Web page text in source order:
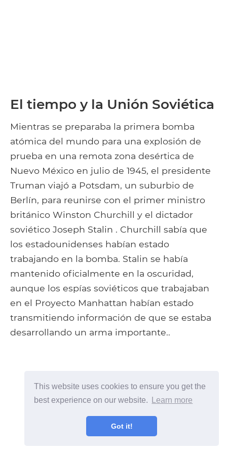
This website uses cookies to ensure you get the
best experience on our website.
Learn more
Got it!
El tiempo y la Unión Soviética
Mientras se preparaba la primera bomba
atómica del mundo para una explosión de
prueba en una remota zona desértica de
Nuevo México en julio de 1945, el presidente
Truman viajó a Potsdam, un suburbio de
Berlín, para reunirse con el primer ministro
británico Winston Churchill y el dictador
soviético Joseph Stalin . Churchill sabía que
los estadounidenses habían estado
trabajando en la bomba. Stalin se había
mantenido oficialmente en la oscuridad,
aunque los espías soviéticos que trabajaban
en el Proyecto Manhattan habían estado
transmitiendo información de que se estaba
desarrollando un arma importante..